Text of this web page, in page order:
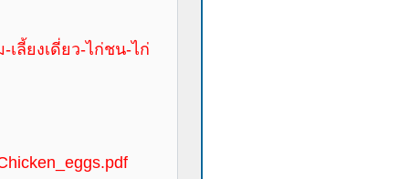
เลี้ยงเดี่ยว-ไก่ชน-ไก่